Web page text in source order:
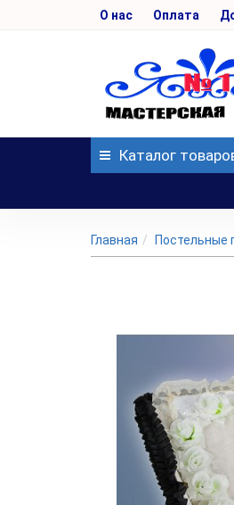
О нас Оплата
Каталог
Главная Постельные